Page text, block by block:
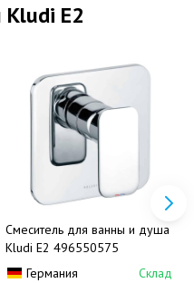
E2
Смеситель для ванны и душа
Kludi E2 496550575
Германия
Склад